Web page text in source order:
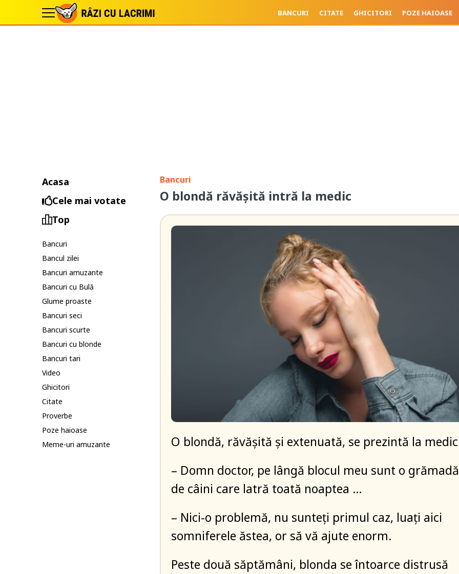
BANCURI CITATE GHICITORI POZE HAIOASE
Acasa
Cele mai votate
Top
Bancuri
Bancul zilei
Bancuri amuzante
Bancuri cu Bulă
Glume proaste
Bancuri seci
Bancuri scurte
Bancuri cu blonde
Bancuri tari
Video
Ghicitori
Citate
Proverbe
Poze haioase
Meme-uri amuzante
Bancuri
O blondă răvășită intră la medic
O blondă, răvășită și extenuată, se prezintă la
– Domn doctor, pe lângă blocul meu sunt o grămadă
de câini care latră toată noaptea …
– Nici-o problemă, nu sunteți primul caz, luați aici
somniferele ăstea, or să vă ajute enorm.
Peste două săptămâni, blonda se întoarce distrusă